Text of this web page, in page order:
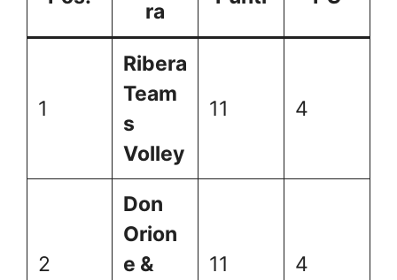
ra
1
Ribera
Team
s
Volley
11 4
2
Don
Orion
e &
11 4